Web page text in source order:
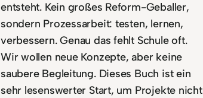
entsteht. Kein großes Reform-Geballer,
sondern Prozessarbeit: testen, lernen,
verbessern. Genau das fehlt Schule oft.
Wir wollen neue Konzepte, aber keine
saubere Begleitung. Dieses Buch ist ein
sehr lesenswerter Start, um Projekte nicht